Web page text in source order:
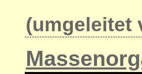
(umgeleitet